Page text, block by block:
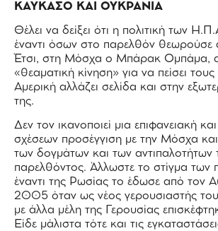
ΚΑΥΚΑΣΟ ΚΑΙ ΟΥΚΡΑΝΙΑ
Θέλει να δείξει ότι η πολιτική των
έναντι όσων στο παρελθόν θεωρούσε
Έτσι, στη Μόσχα ο Μπάρακ Ομπάμα,
«θεαματική κίνηση» για να πείσει τους
Αμερική αλλάζει σελίδα και στην
της.
Δεν τον ικανοποιεί μια επιφανειακή
σχέσεων προσέγγιση με την Μόσχα και
των δογμάτων και των αντιπαλοτήτων
παρελθόντος. Άλλωστε το στίγμα των
έναντι της Ρωσίας το έδωσε από τον
2005 όταν ως νέος γερουσιαστής του
με άλλα μέλη της Γερουσίας
Είδε μάλιστα τότε και τις